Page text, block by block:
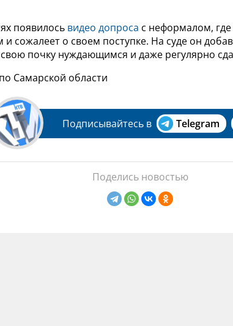
появилось видео допроса с неформалом, где
сожалеет о своем поступке. На суде он
почку нуждающимся и даже регулярно
Самарской области
Подписывайтесь в Telegram
Поделись новостью